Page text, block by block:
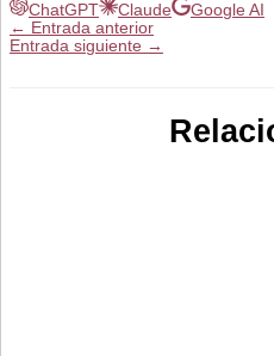
ChatGPT
Claude
Google AI
← Entrada anterior
Entrada siguiente →